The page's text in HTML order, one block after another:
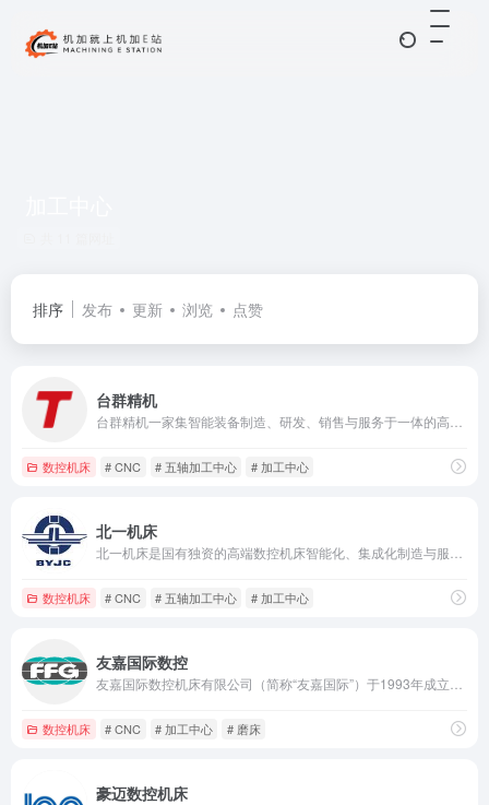
排序 发布 更新 浏览 点赞
台群精机
数控机床 # CNC # 五轴加工中心 # 加工中心
北一机床
数控机床 # CNC # 五轴加工中心 # 加工中心
友嘉国际数控
数控机床 # CNC # 加工中心 # 磨床
豪迈数控机床